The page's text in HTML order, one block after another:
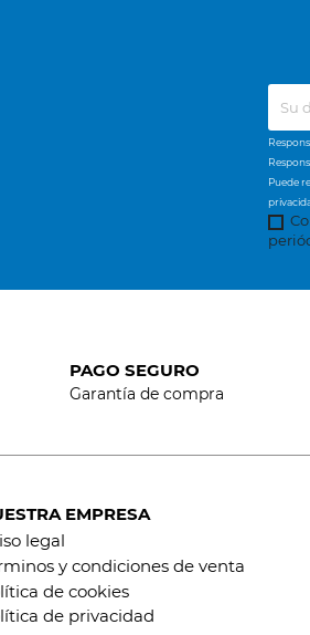
Puede
PAGO SEGURO
Garantía de compra
EMPRESA
legal
y condiciones de venta
de cookies
de privacidad